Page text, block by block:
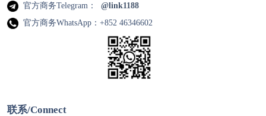
官方商务Telegram：
@link1188
官方商务WhatsApp：+852 46346602
联系/Connect